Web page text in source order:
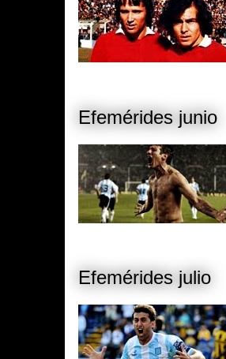
Efemérides junio
Efemérides julio